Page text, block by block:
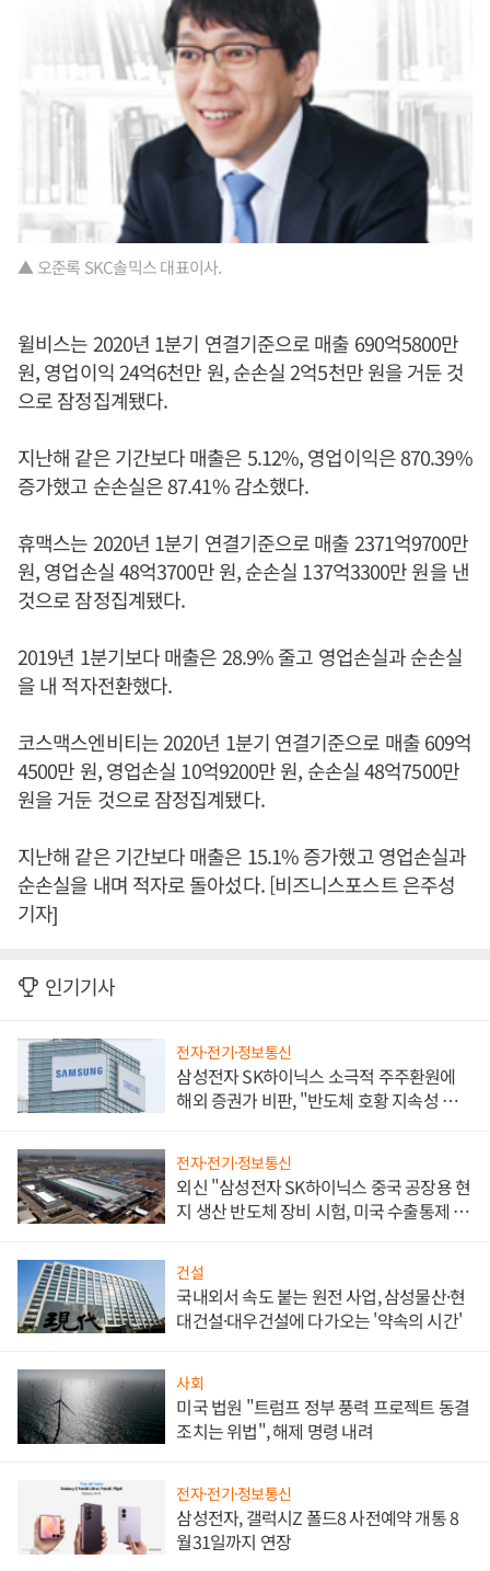
▲ 오준록 SKC솔믹스 대표이사.
윌비스는 2020년 1분기 연결기준으로 매출 690억5800만
원, 영업이익 24억6천만 원, 순손실 2억5천만 원을 거둔 것
으로 잠정집계됐다.
지난해 같은 기간보다 매출은 5.12%, 영업이익은 870.39%
증가했고 순손실은 87.41% 감소했다.
휴맥스는 2020년 1분기 연결기준으로 매출 2371억9700만
원, 영업손실 48억3700만 원, 순손실 137억3300만 원을 낸
것으로 잠정집계됐다.
2019년 1분기보다 매출은 28.9% 줄고 영업손실과 순손실
을 내 적자전환했다.
코스맥스엔비티는 2020년 1분기 연결기준으로 매출 609억
4500만 원, 영업손실 10억9200만 원, 순손실 48억7500만
원을 거둔 것으로 잠정집계됐다.
지난해 같은 기간보다 매출은 15.1% 증가했고 영업손실과
순손실을 내며 적자로 돌아섰다. [비즈니스포스트 은주성
기자]
인기기사
전자·전기·정보통신
삼성전자 SK하이닉스 소극적 주주환원에
해외 증권가 비판, "반도체 호황 지속성 의
전자·전기·정보통신
외신 "삼성전자 SK하이닉스 중국 공장용 현
지 생산 반도체 장비 시험, 미국 수출통제 대
건설
국내외서 속도 붙는 원전 사업, 삼성물산·현
대건설·대우건설에 다가오는 '약속의 시간'
사회
미국 법원 "트럼프 정부 풍력 프로젝트 동결
조치는 위법", 해제 명령 내려
전자·전기·정보통신
삼성전자, 갤럭시Z 폴드8 사전예약 개통 8
월31일까지 연장